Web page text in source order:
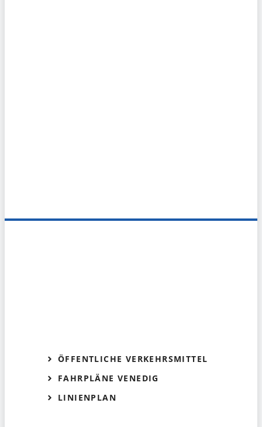
ÖFFENTLICHE VERKEHRSMITTEL
FAHRPLÄNE VENEDIG
LINIENPLAN